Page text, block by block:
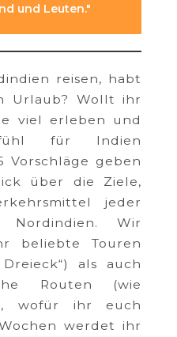
und Leuten."
reisen, habt
Urlaub? Wollt ihr
viel erleben und
für Indien
Vorschläge geben
über die Ziele,
jeder
Nordindien. Wir
beliebte Touren
als auch
Routen (wie
wofür ihr euch
werdet ihr